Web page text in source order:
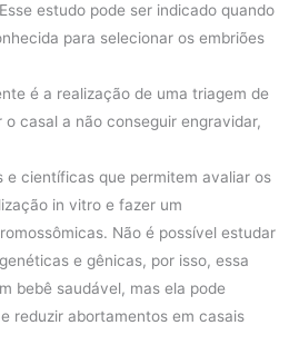
estudo pode ser indicado quando
para selecionar os embriões
é a realização de uma triagem de
casal a não conseguir engravidar,
e científicas que permitem avaliar os
in vitro e fazer um
Não é possível estudar
e gênicas, por isso, essa
bebê saudável, mas ela pode
reduzir abortamentos em casais